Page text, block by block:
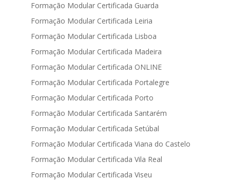
Formação Modular Certificada Guarda
Formação Modular Certificada Leiria
Formação Modular Certificada Lisboa
Formação Modular Certificada Madeira
Formação Modular Certificada ONLINE
Formação Modular Certificada Portalegre
Formação Modular Certificada Porto
Formação Modular Certificada Santarém
Formação Modular Certificada Setúbal
Formação Modular Certificada Viana do Castelo
Formação Modular Certificada Vila Real
Formação Modular Certificada Viseu